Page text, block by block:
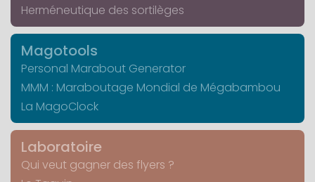
Herméneutique des sortilèges
Magotools
Personal Marabout Generator
MMM : Maraboutage Mondial de Mégabambou
La MagoClock
Laboratoire
Qui veut gagner des flyers ?